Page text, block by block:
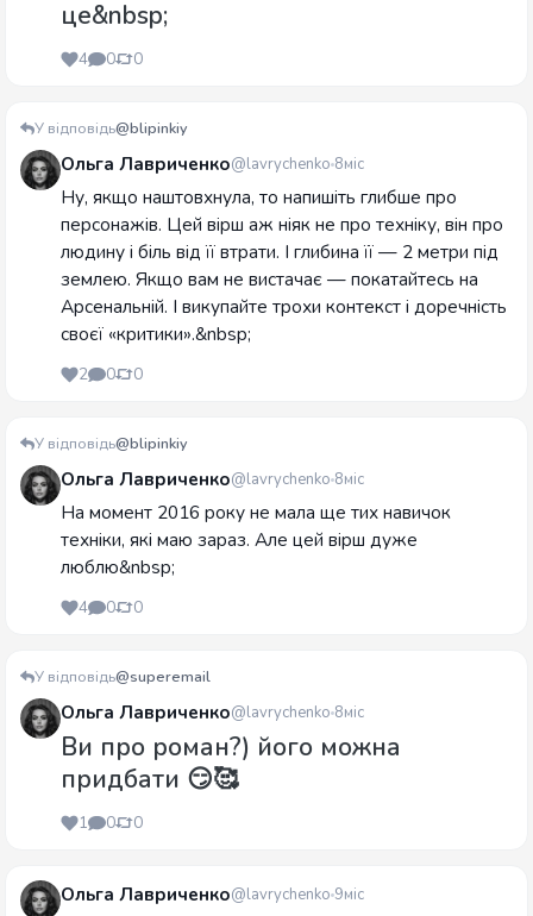
це&nbsp;
4 0 0
У відповідь@blipinkiy
Ольга Лавриченко@lavrychenko 8міс
Ну, якщо наштовхнула, то напишіть глибше про
персонажів. Цей вірш аж ніяк не про техніку, він про
людину і біль від її втрати. І глибина її — 2 метри під
землею. Якщо вам не вистачає — покатайтесь на
Арсенальній. І викупайте трохи контекст і доречність
своєї «критики».&nbsp;
2 0 0
У відповідь@blipinkiy
Ольга Лавриченко@lavrychenko 8міс
На момент 2016 року не мала ще тих навичок
техніки, які маю зараз. Але цей вірш дуже
люблю&nbsp;
4 0 0
У відповідь@superemail
Ольга Лавриченко@lavrychenko 8міс
Ви про роман?) його можна
придбати 😏🥰
1 0 0
Ольга Лавриченко@lavrychenko 9міс